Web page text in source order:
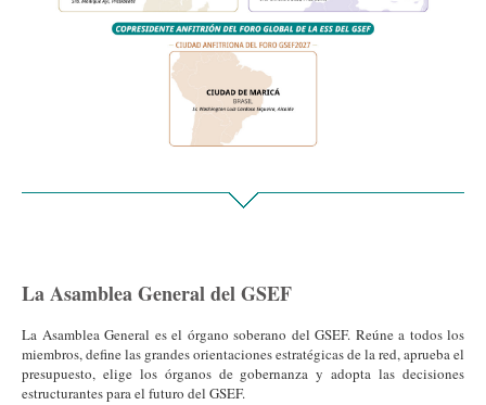
La Asamblea General del GSEF
La Asamblea General es el órgano soberano del GSEF. Reúne a todos los
miembros, define las grandes orientaciones estratégicas de la red, aprueba el
presupuesto, elige los órganos de gobernanza y adopta las decisiones
estructurantes para el futuro del GSEF.